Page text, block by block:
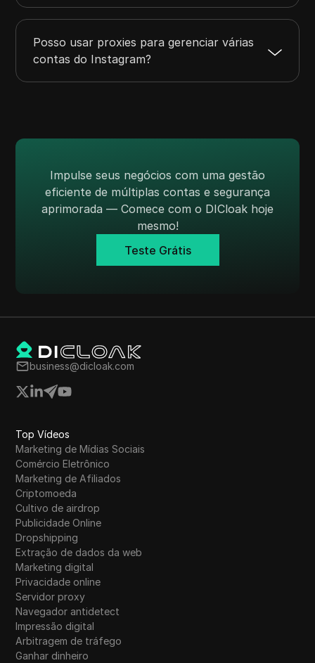
Posso usar proxies para gerenciar várias
contas do Instagram?
Impulse seus negócios com uma gestão
eficiente de múltiplas contas e segurança
aprimorada — Comece com o DICloak hoje
mesmo!
Teste Grátis
business@dicloak.com
Top Vídeos
Marketing de Mídias Sociais
Comércio Eletrônico
Marketing de Afiliados
Criptomoeda
Cultivo de airdrop
Publicidade Online
Dropshipping
Extração de dados da web
Marketing digital
Privacidade online
Servidor proxy
Navegador antidetect
Impressão digital
Arbitragem de tráfego
Ganhar dinheiro